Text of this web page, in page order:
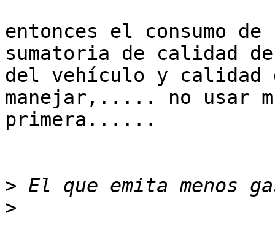
entonces el consumo
sumatoria de calidad de
del vehículo y calidad
manejar,..... no usar
primera......
>
>